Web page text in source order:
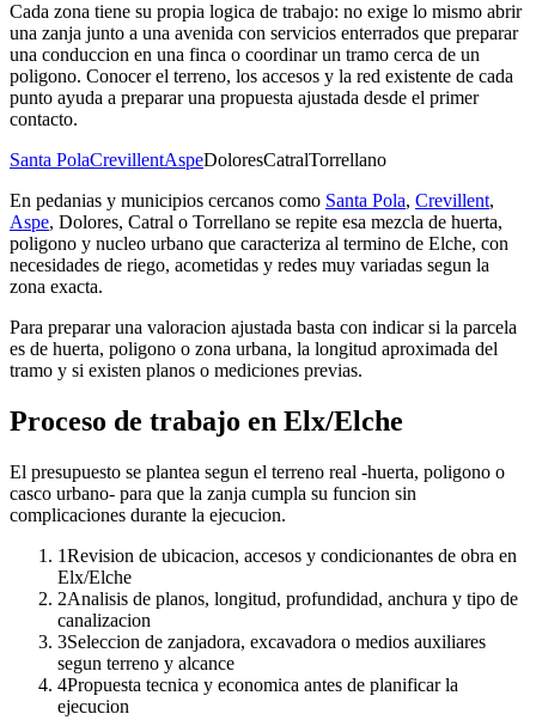
Cada zona tiene su propia logica de trabajo: no exige lo mismo abrir
una zanja junto a una avenida con servicios enterrados que preparar
una conduccion en una finca o coordinar un tramo cerca de un
poligono. Conocer el terreno, los accesos y la red existente de cada
punto ayuda a preparar una propuesta ajustada desde el primer
contacto.
Santa PolaCrevillentAspeDoloresCatralTorrellano
En pedanias y municipios cercanos como Santa Pola, Crevillent,
Aspe, Dolores, Catral o Torrellano se repite esa mezcla de huerta,
poligono y nucleo urbano que caracteriza al termino de Elche, con
necesidades de riego, acometidas y redes muy variadas segun la
zona exacta.
Para preparar una valoracion ajustada basta con indicar si la parcela
es de huerta, poligono o zona urbana, la longitud aproximada del
tramo y si existen planos o mediciones previas.
Proceso de trabajo en Elx/Elche
El presupuesto se plantea segun el terreno real -huerta, poligono o
casco urbano- para que la zanja cumpla su funcion sin
complicaciones durante la ejecucion.
1Revision de ubicacion, accesos y condicionantes de obra en
Elx/Elche
2Analisis de planos, longitud, profundidad, anchura y tipo de
canalizacion
3Seleccion de zanjadora, excavadora o medios auxiliares
segun terreno y alcance
4Propuesta tecnica y economica antes de planificar la
ejecucion